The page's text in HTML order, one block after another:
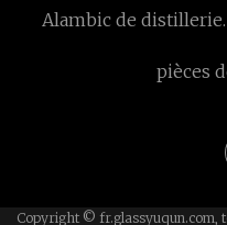
Co., Ltd
Alambic de distillerie
pièces
Copyright © fr.glassyuqun.com,